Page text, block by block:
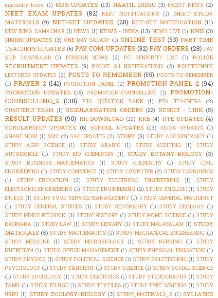
maternity leave (1) MRB UPDATES (13) NAATIL INDRU (3) NCERT NEWS (2)
NEET EXAM UPDATES (82) NEET NOTIFICATIONS (1)
NEET STUDY
MATERIALS (9) NET-SET UPDATES (28) NET-SET NOTIFICATION (11)
NEW INDIA SAMACHAR (1) NEWS (1) NEWS - INDIA (13) NEWS LIVE (1) NHIS (3)
NMMS UPDATES (3) ONE DAY SALARY (1) ONLINE TEST (53) PART TIME
TEACHERS UPDATES (6) PAY COM UPDATES (32) PAY ORDERS (28) PAY
SLIP DOWNLOAD
(1) PENSION NEWS (2) PG SENIORITY LIST (1)
POLICE
RECRUITMENT UPDATES (9) POLICE S.I NOTIFICATIONS (2) POLYTECHNIC
LECTURER UPDATES (2) POSTS TO REMEMBER (55) POSTS-TO-REMEMBER
(1) PRAYER_2 (141) PROMOTION PANEL (2) PROMOTION PANEL_2 (94)
PROMOTION UPDATES (16) PROMOTION-COUNSELLING (1)
PROMOTION-
COUNSELLING_2 (138) PTA QUESTION BANK (1) PTA TEACHERS
(2)
QUARTERLY EXAM (1) REGULARISATION ORDERS (22) RESULT - LINK (5)
RESULT UPDATES (90) RH DOWNLOAD (10) RRB (4) RTE UPDATES (4)
SCHOLARSHIP UPDATES (6) SCHOOL UPDATES (13) SELVA UPDATES
(1)
SHARE NOW (1) SMC (2) SSC UPDATES (2) STORY (8) STUDY ACCOUNTANCY (1)
STUDY AGRI SCIENCE
(1) STUDY ARABIC (1) STUDY AUDITING (1)
STUDY
AUTOMOBILE (1) STUDY BIO CHEMISTRY (1) STUDY BOTANY-BIOLOGY (3)
STUDY BUSINESS MATHEMATICS (1) STUDY CHEMISTRY (1)
STUDY CIVIL
ENGINEERING (1) STUDY COMMERCE (1) STUDY COMPUTER (2) STUDY ECONOMICS
(1)
STUDY EDUCATION (2) STUDY ELECTRICAL ENGINEERING (1)
STUDY
ELECTRONIC ENGINEERING (1) STUDY ENGINEERING (2) STUDY ENGLISH (1) STUDY
ETHICS (1) STUDY FOOD SERVICE MANAGEMENT (1) STUDY GENERAL MACHINIST
(1) STUDY GENERAL STUDIES (1) STUDY GEOGRAPHY (1) STUDY GEOLOGY (1)
STUDY HINDU RELIGION (1) STUDY HISTORY (1) STUDY HOME SCIENCE (1) STUDY
KANNADA (1) STUDY LAW (1) STUDY LIBRARY (1) STUDY MALAYALAM (1) STUDY
MATERIALS (5) STUDY MATHEMATICS (1) STUDY MECHANICAL ENGINEERING (1)
STUDY MEDICINE
(1) STUDY MICROBIOLOGY (1) STUDY NURSING (1)
STUDY
NUTRITION (1) STUDY OFFICE MANAGEMENT (1) STUDY PHYSICAL EDUCATION (1)
STUDY PHYSICS (1) STUDY POLITICAL SCIENCE (1) STUDY POLYTECHNIC (1) STUDY
PSYCHOLOGY (1) STUDY SANSKRIT (1) STUDY SCIENCE (1) STUDY SOCIAL SCIENCE
(1) STUDY SOCIOLOGY (1) STUDY STATISTICS (1) STUDY STENOGRAPHY (1) STUDY
TAMIL (1) STUDY TELUGU (1) STUDY TEXTILES (1) STUDY TYPE WRITING (1) STUDY
URDU (1) STUDY ZOOLOGY-BIOLOGY (3) STUDY_MATERIALS_2 (1) SYLLABUS